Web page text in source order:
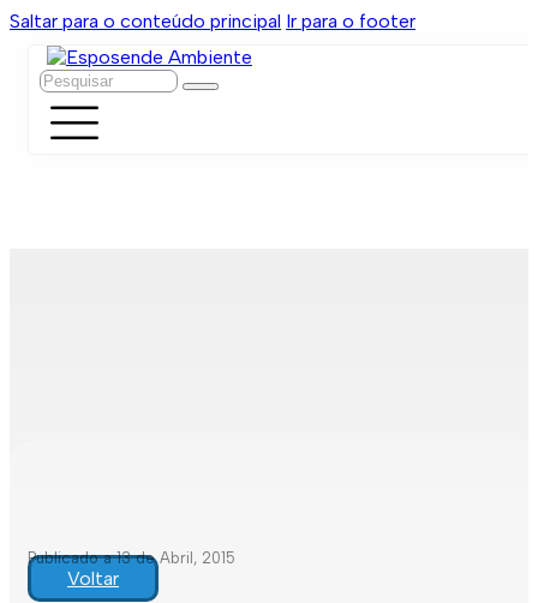
Saltar para o conteúdo principal Ir para o footer
Pesquisar
Publicado a 13 de Abril, 2015
Voltar